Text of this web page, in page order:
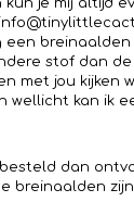
een
stof dan
met jou kijken
wellicht kan ik
dan
breinaalden